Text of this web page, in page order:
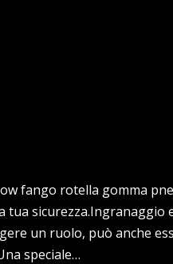
fango rotella gomma
tua sicurezza.Ingranaggio
un ruolo, può anche
speciale…